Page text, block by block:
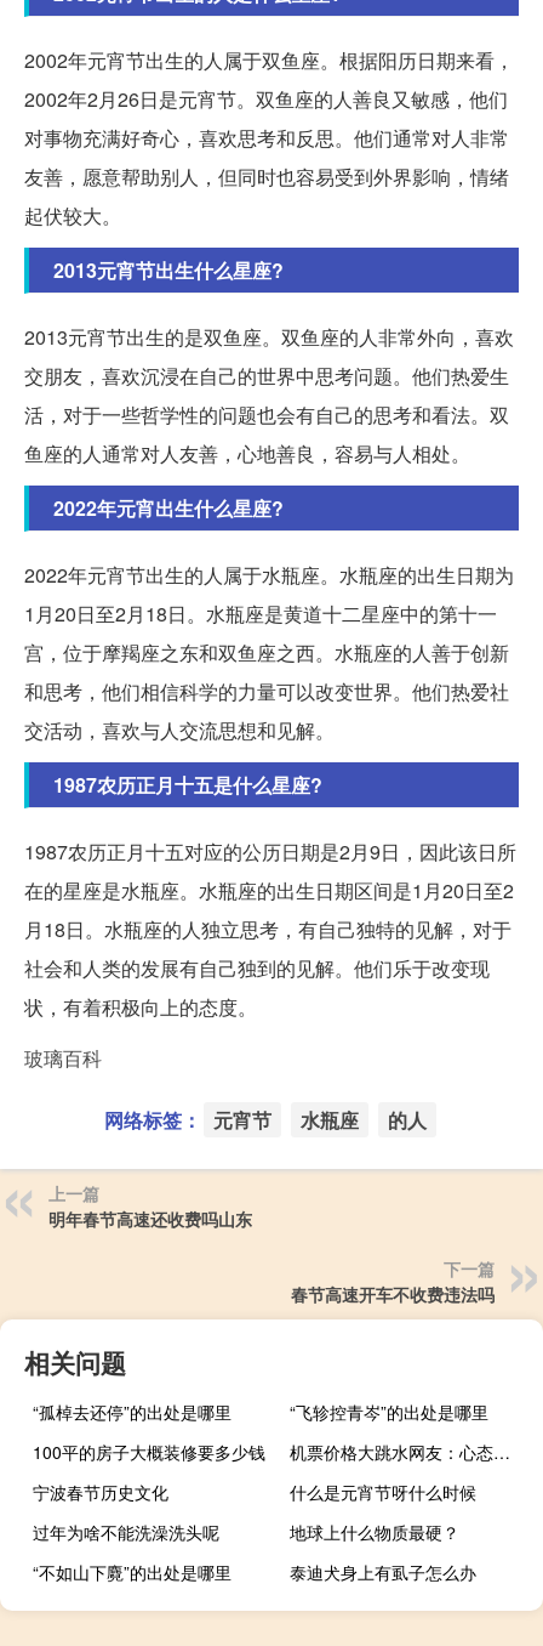
2002年元宵节出生的人属于双鱼座。根据阳历日期来看，
2002年2月26日是元宵节。双鱼座的人善良又敏感，他们
对事物充满好奇心，喜欢思考和反思。他们通常对人非常
友善，愿意帮助别人，但同时也容易受到外界影响，情绪
起伏较大。
2013元宵节出生什么星座?
2013元宵节出生的是双鱼座。双鱼座的人非常外向，喜欢
交朋友，喜欢沉浸在自己的世界中思考问题。他们热爱生
活，对于一些哲学性的问题也会有自己的思考和看法。双
鱼座的人通常对人友善，心地善良，容易与人相处。
2022年元宵出生什么星座?
2022年元宵节出生的人属于水瓶座。水瓶座的出生日期为
1月20日至2月18日。水瓶座是黄道十二星座中的第十一
宫，位于摩羯座之东和双鱼座之西。水瓶座的人善于创新
和思考，他们相信科学的力量可以改变世界。他们热爱社
交活动，喜欢与人交流思想和见解。
1987农历正月十五是什么星座?
1987农历正月十五对应的公历日期是2月9日，因此该日所
在的星座是水瓶座。水瓶座的出生日期区间是1月20日至2
月18日。水瓶座的人独立思考，有自己独特的见解，对于
社会和人类的发展有自己独到的见解。他们乐于改变现
状，有着积极向上的态度。
玻璃百科
网络标签： 元宵节 水瓶座 的人
上一篇
明年春节高速还收费吗山东
下一篇
春节高速开车不收费违法吗
相关问题
“孤棹去还停”的出处是哪里
“飞轸控青岑”的出处是哪里
100平的房子大概装修要多少钱
机票价格大跳水网友：心态崩了
宁波春节历史文化
什么是元宵节呀什么时候
过年为啥不能洗澡洗头呢
地球上什么物质最硬？
“不如山下麑”的出处是哪里
泰迪犬身上有虱子怎么办